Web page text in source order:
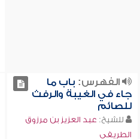
الفهرس: باب ما
جاء في الغيبة والرفث
للصائم
للشيخ: عبد العزيز بن مرزوق
الطريفي